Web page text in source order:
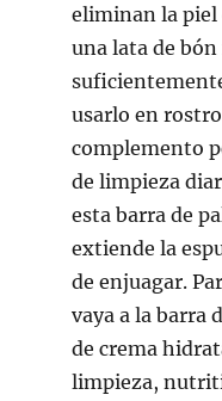
eliminan la piel
una lata de
usarlo en
complemento
de limpieza
esta barra de
extiende la
de enjuagar.
vaya a la barra
de crema
limpieza,